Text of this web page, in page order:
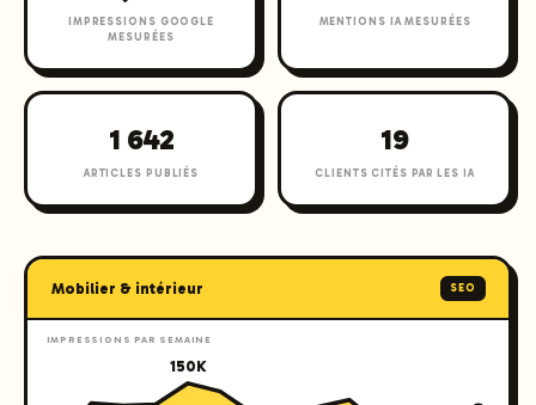
IMPRESSIONS GOOGLE
MESURÉES
MENTIONS IA MESURÉES
1 642
ARTICLES PUBLIÉS
19
CLIENTS CITÉS PAR LES IA
Mobilier & intérieur SEO
IMPRESSIONS PAR SEMAINE
150K